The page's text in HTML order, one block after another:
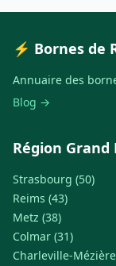
⚡ Bornes de
Annuaire des
Blog →
Région Grand
Strasbourg (50)
Reims (43)
Metz (38)
Colmar (31)
Charleville-